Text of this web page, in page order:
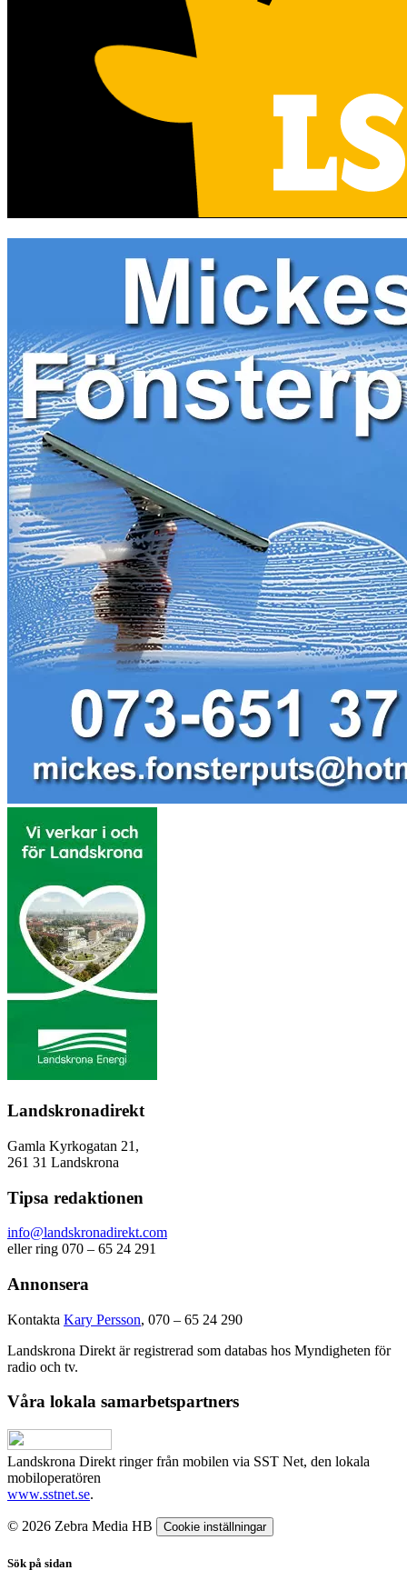
Landskronadirekt
Gamla Kyrkogatan 21,
261 31 Landskrona
Tipsa redaktionen
info@landskronadirekt.com
eller ring 070 – 65 24 291
Annonsera
Kontakta Kary Persson, 070 – 65 24 290
Landskrona Direkt är registrerad som databas hos Myndigheten för
radio och tv.
Våra lokala samarbetspartners
Landskrona Direkt ringer från mobilen via SST Net, den lokala
mobiloperatören
www.sstnet.se.
© 2026 Zebra Media HB Cookie inställningar
Sök på sidan